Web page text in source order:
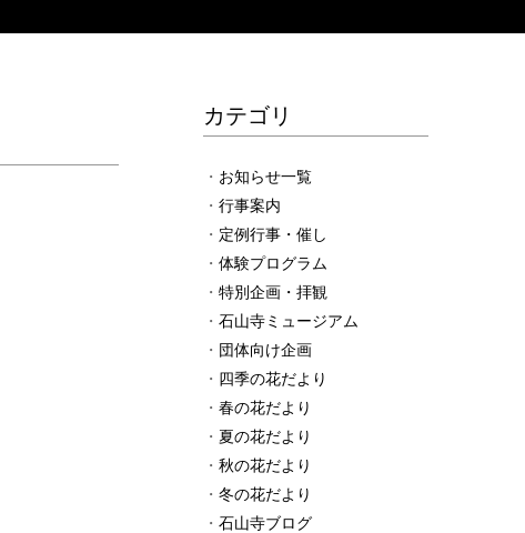
カテゴリ
お知らせ一覧
行事案内
定例行事・催し
体験プログラム
特別企画・拝観
石山寺ミュージアム
団体向け企画
四季の花だより
春の花だより
夏の花だより
秋の花だより
冬の花だより
石山寺ブログ